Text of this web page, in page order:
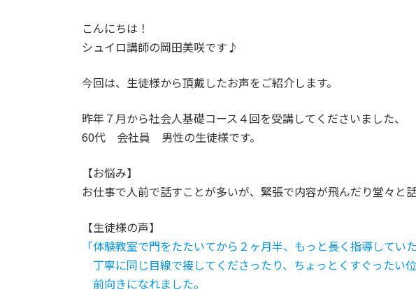
こんにちは！
シュイロ講師の岡田美咲です♪
今回は、生徒様から頂戴したお声をご紹介します。
昨年７月から社会人基礎コース４回を受講してくださいました、
60代 会社員 男性の生徒様です。
【お悩み】
お仕事で人前で話すことが多いが、緊張で内容が飛んだり堂々と
【生徒様の声】
「体験教室で門をたたいてから２ヶ月半、もっと長く指導してい
丁寧に同じ目線で接してくださったり、ちょっとくすぐったい
前向きになれました。